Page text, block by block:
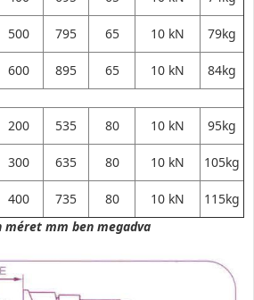
500 795 65 10 kN
79kg
600 895 65 10 kN 84kg
200 535 80 10 kN
95kg
300 635 80 10 kN
105kg
400 735 80 10 kN
115kg
méret mm ben megadva